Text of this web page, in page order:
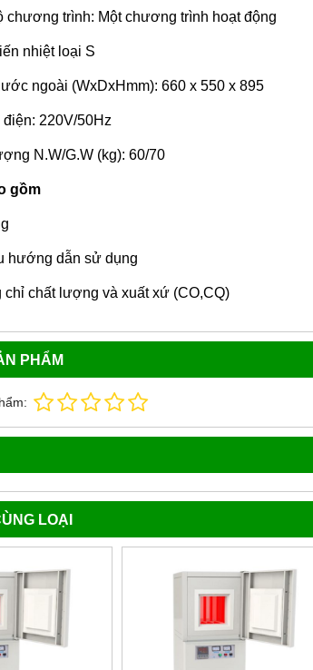
chương trình: Một chương trình hoạt động
nhiệt loại S
ngoài (WxDxHmm): 660 x 550 x 895
điện: 220V/50Hz
N.W/G.W (kg): 60/70
gồm
hướng dẫn sử dụng
chỉ chất lượng và xuất xứ (CO,CQ)
PHẨM
LOẠI